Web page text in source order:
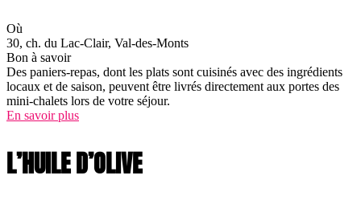
Où
30, ch. du Lac-Clair, Val-des-Monts
Bon à savoir
Des paniers-repas, dont les plats sont cuisinés avec des ingrédients
locaux et de saison, peuvent être livrés directement aux portes des
mini-chalets lors de votre séjour.
En savoir plus
L’HUILE D’OLIVE